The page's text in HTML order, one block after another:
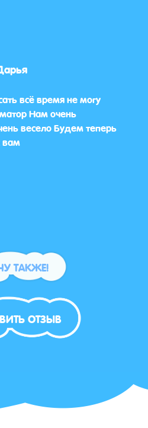
всё время не могу
Нам очень
весело Будем теперь
вам
ТАКЖЕ!
ОТЗЫВ